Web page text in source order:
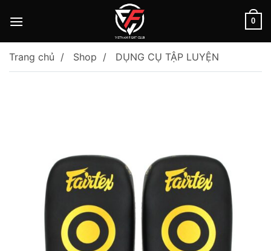
0
Trang chủ Shop DỤNG CỤ TẬP LUYỆN